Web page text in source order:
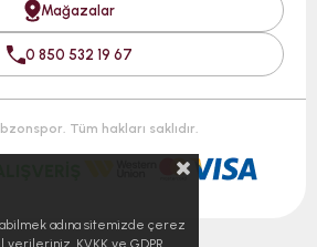
Mağazalar
0 850 532 19 67
Tüm hakları saklıdır.
adına sitemizde çerez
verileriniz, KVKK ve GDPR